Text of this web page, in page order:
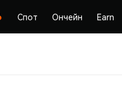
Спот Ончейн Earn